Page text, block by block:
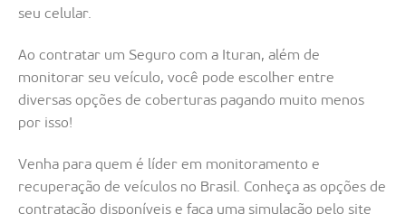
seu celular.
Ao contratar um Seguro com a Ituran, além de
monitorar seu veículo, você pode escolher entre
diversas opções de coberturas pagando muito menos
por isso!
Venha para quem é líder em monitoramento e
recuperação de veículos no Brasil. Conheça as opções de
contratação disponíveis e faça uma simulação pelo site